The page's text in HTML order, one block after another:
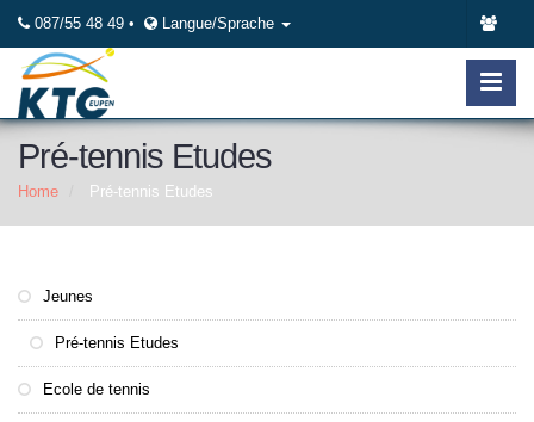
087/55 48 49 • Langue/Sprache
Pré-tennis Etudes
Home Pré-tennis Etudes
Jeunes
Pré-tennis Etudes
Ecole de tennis